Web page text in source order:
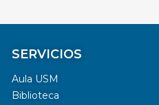
SERVICIOS
Aula USM
Biblioteca